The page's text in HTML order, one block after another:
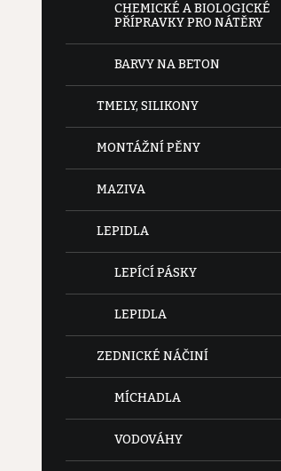
CHEMICKÉ A BIOLOGICKÉ
PŘÍPRAVKY PRO NÁTĚRY
BARVY NA BETON
TMELY, SILIKONY
MONTÁŽNÍ PĚNY
MAZIVA
LEPIDLA
LEPÍCÍ PÁSKY
LEPIDLA
ZEDNICKÉ NÁČINÍ
MÍCHADLA
VODOVÁHY